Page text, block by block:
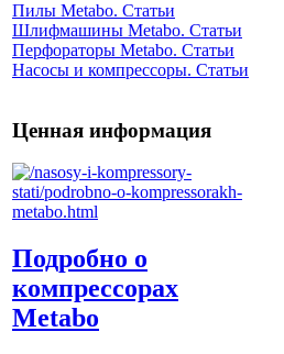
Пилы Metabo. Статьи
Шлифмашины Metabo. Статьи
Перфораторы Metabo. Статьи
Насосы и компрессоры. Статьи
Ценная информация
Подробно о
компрессорах
Metabo